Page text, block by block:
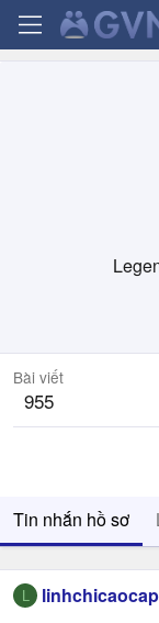
Bài viết
955
Tin nhắn hồ sơ
L linhchicaocap